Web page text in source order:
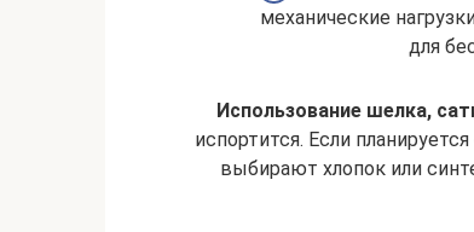
механические
для
Использование шелка,
испортится. Если
выбирают хлопок или